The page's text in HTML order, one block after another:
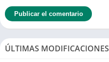
ÚLTIMAS MODIFICACIONES